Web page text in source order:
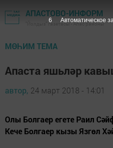
АПАСТОВО-ИНФОРМ
"Йолдыз" газетасы - Апас районы
МӨҺИМ ТЕМА
Апаста яшьләр
автор, 24 март 2018 - 14:01
Олы Болгаер егете Раил
Кече Болгаер кызы Язгөл
5 Автоматическое